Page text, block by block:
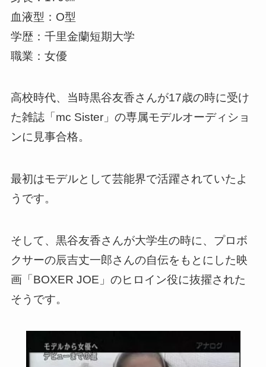
血液型：O型
学歴：千里金蘭短期大学
職業：女優
高校時代、当時黒谷友香さんが17歳の時に受け
た雑誌「mc Sister」の専属モデルオーディショ
ンに見事合格。
最初はモデルとして芸能界で活躍されていたよ
うです。
そして、黒谷友香さんが大学生の時に、プロボ
クサーの辰吉丈一郎さんの自伝をもとにした映
画「BOXER JOE」のヒロイン役に抜擢された
そうです。